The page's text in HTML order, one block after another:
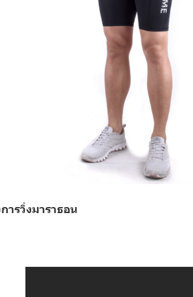
ารวิ่งมาราธอน